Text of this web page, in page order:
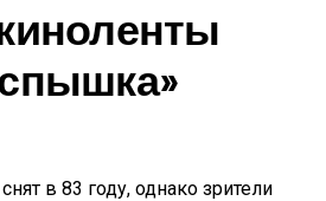
в 83 году, однако зрители